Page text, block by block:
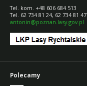
Tel. kom. +48 606 684 513
Tel. 62 734 81 24, 62 734 81 47
antonin@poznan.lasy.gov.pl
Polecamy